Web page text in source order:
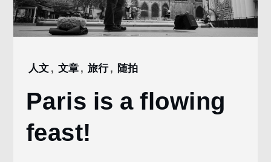
Home
1
月
10
Paris
人文, 文章, 旅行, 随拍
Paris is a flowing
feast!